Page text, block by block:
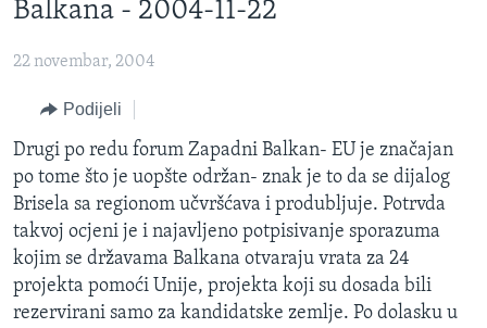
na
glavnu
pretragu
VIJESTI
SJEDINJENE AMERIČKE DRŽAVE
BOSNA I HERCEGOVINA
NAUKA I TEHNOLOGIJA
SPECIJALNI PROJEKTI
KORUPCIJA
SLOBODA MEDIJA
ŽENSKA STRANA
IZBJEGLIČKA STRANA
Balkana - 2004-11-22
22 novembar, 2004
Podijeli
Drugi po redu forum Zapadni Balkan- EU je značajan
po tome što je uopšte održan- znak je to da se dijalog
Brisela sa regionom učvršćava i produbljuje. Potrvda
takvoj ocjeni je i najavljeno potpisivanje sporazuma
kojim se državama Balkana otvaraju vrata za 24
projekta pomoći Unije, projekta koji su dosada bili
rezervirani samo za kandidatske zemlje. Po dolasku u